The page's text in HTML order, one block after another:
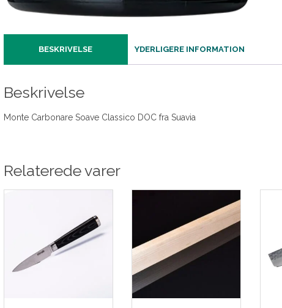
BESKRIVELSE YDERLIGERE INFORMATION
Beskrivelse
Monte Carbonare Soave Classico DOC fra Suavia
Relaterede varer